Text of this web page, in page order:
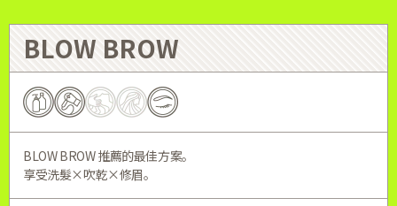
BLOW BROW
BLOW BROW 推薦的最佳方案。
享受洗髮×吹乾×修眉。